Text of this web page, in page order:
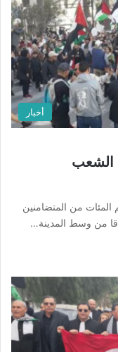
أخبار
الشعب
من المتضامنين
من وسط المدينة…